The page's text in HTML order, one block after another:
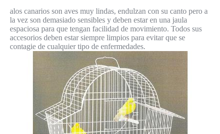
alos canarios son aves muy lindas, endulzan con su canto pero a
la vez son demasiado sensibles y deben estar en una jaula
espaciosa para que tengan facilidad de movimiento. Todos sus
accesorios deben estar siempre limpios para evitar que se
contagie de cualquier tipo de enfermedades.